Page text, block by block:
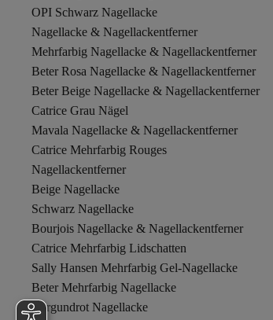
OPI Schwarz Nagellacke
Nagellacke & Nagellackentferner
Mehrfarbig Nagellacke & Nagellackentferner
Beter Rosa Nagellacke & Nagellackentferner
Beter Beige Nagellacke & Nagellackentferner
Catrice Grau Nägel
Mavala Nagellacke & Nagellackentferner
Catrice Mehrfarbig Rouges
Nagellackentferner
Beige Nagellacke
Schwarz Nagellacke
Bourjois Nagellacke & Nagellackentferner
Catrice Mehrfarbig Lidschatten
Sally Hansen Mehrfarbig Gel-Nagellacke
Beter Mehrfarbig Nagellacke
Burgundrot Nagellacke